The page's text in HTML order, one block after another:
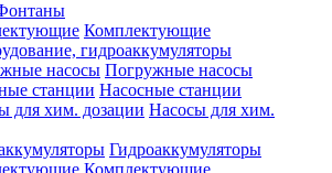
Комплектующие
гидроаккумуляторы
Погружные насосы
Насосные станции
Насосы для хим.
Гидроаккумуляторы
Комплектующие